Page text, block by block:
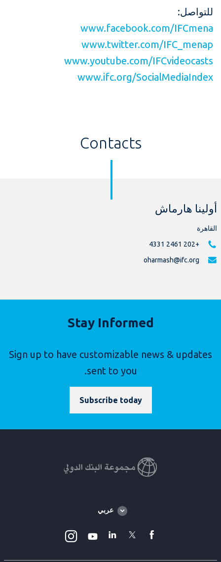
للتواصل:
www.facebook.com/IFCmena
www.twitter.com/IFC_menap
www.youtube.com/IFCvideocasts
www.ifc.org/SocialMediaIndex
Contacts
أولينا هارماش
القاهرة
+202 2461 4331
oharmash@ifc.org
Stay Informed
Sign up to have customizable news & updates
sent to you.
Subscribe today
Global
language
عربي
facebook
Twitter
Linkedin
Youtube